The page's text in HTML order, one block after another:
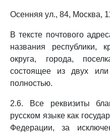
Осенняя ул., 84, Москва,
В тексте почтового
названия республики,
округа, города,
состоящее из двух
полностью.
2.6. Все реквизиты
русском языке как
Федерации, за